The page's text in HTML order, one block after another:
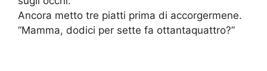
Ancora metto tre piatti prima di accorgermene.
“Mamma, dodici per sette fa ottantaquattro?”